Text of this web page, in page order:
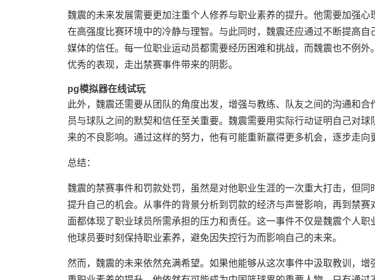
魏震的未来发展需要更加注重个人修养与职业素养的提升。他需要加强心
在高强度比赛环境中的冷静与理智。与此同时，魏震还应通过不断提高自
媒体的信任。每一位职业运动员都需要经历困难和挑战，而魏震也不例外
优秀的表现，走出禁赛事件带来的阴影。
pg模拟器在线试玩
此外，魏震还需要从团队的角度出发，增强与教练、队友之间的沟通和
员与球队之间的默契和信任至关重要。魏震需要用实际行动证明自己对
来的不良影响。通过这样的努力，他有可能重新赢得更多机会，逐步走向
总结：
魏震的禁赛事件和罚款处罚，虽然是对他职业生涯的一次重大打击，但同
提升自己的机会。从事件的背景分析到罚款的经济与声誉影响，再到禁赛
面都体现了职业球员所需承担的压力和责任。这一事件不仅是魏震个人
他球员要时刻保持职业素养，避免因失控行为而影响自己的未来。
然而，魏震的未来依然充满希望。如果他能够从这次事件中汲取教训，增